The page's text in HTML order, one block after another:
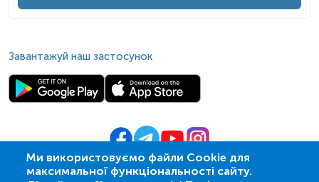
Ми використовуємо файли Cookie для
максимальної функціональності сайту.
Завантажуй наш застосунок
© 2009- 2026 | ПСМЛ «Ескулаб»